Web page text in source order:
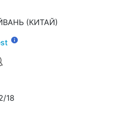
(КИТАЙ)
18